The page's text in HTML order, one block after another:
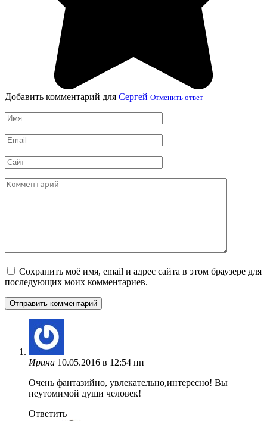
Добавить комментарий для Сергей Отменить ответ
Имя
*
Email
*
Сайт
Комментарий
Сохранить моё имя, email и адрес сайта в этом браузере для
последующих моих комментариев.
Ирина 10.05.2016 в 12:54 пп
Очень фантазийно, увлекательно,интересно! Вы
неутомимой души человек!
Ответить